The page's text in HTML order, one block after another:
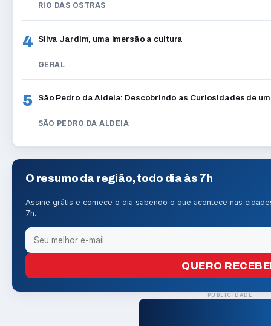
RIO DAS OSTRAS
4 Silva Jardim, uma imersão a cultura
GERAL
5 São Pedro da Aldeia: Descobrindo as Curiosidades de
SÃO PEDRO DA ALDEIA
O resumo da região, todo dia às 7h
Assine grátis e comece o dia sabendo o que acontece nas
7h.
QUERO
PUBLICIDADE